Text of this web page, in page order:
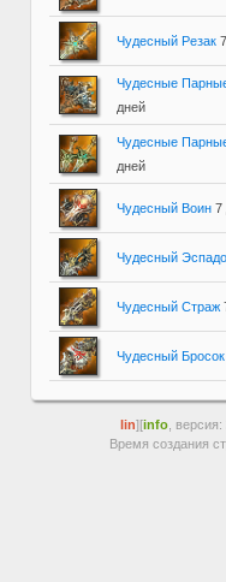
Чудесный Резак
Чудесные
дней
Чудесные
дней
Чудесный Воин 7
Чудесный
Чудесный Страж
Чудесный Бросок
lin][info , версия:
Время создания